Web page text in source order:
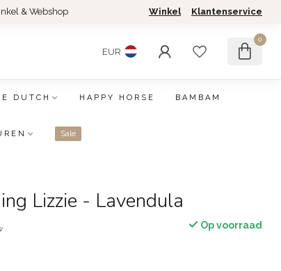
& Webshop Winkel Klantenservice
EUR
0
DUTCH HAPPY HORSE BAMBAM
Sale
Lizzie - Lavendula
Op voorraad